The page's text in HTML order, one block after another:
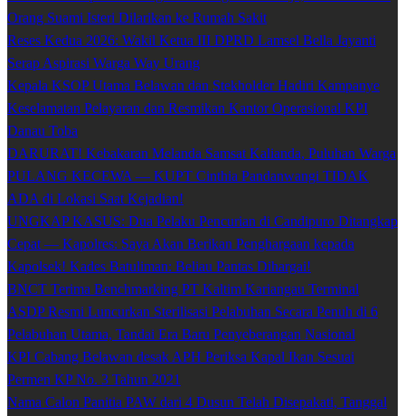
Orang Suami Isteri Dilarikan ke Rumah Sakit
Reses Kedua 2026: Wakil Ketua III DPRD Lamsel Bella Jayanti
Serap Aspirasi Warga Way Urang
Kepala KSOP Utama Belawan dan Stekholder Hadiri Kampanye
Keselamatan Pelayaran dan Resmikan Kantor Operasional KPI
Danau Toba
DARURAT! Kebakaran Melanda Samsat Kalianda, Puluhan Warga
PULANG KECEWA — KUPT Cinthia Pandanwangi TIDAK
ADA di Lokasi Saat Kejadian!
UNGKAP KASUS: Dua Pelaku Pencurian di Candipuro Ditangkap
Cepat — Kapolres: Saya Akan Berikan Penghargaan kepada
Kapolsek! Kades Batuliman: Beliau Pantas Dihargai!
BNCT Terima Benchmarking PT Kaltim Kariangau Terminal
ASDP Resmi Luncurkan Sterilisasi Pelabuhan Secara Penuh di 6
Pelabuhan Utama, Tandai Era Baru Penyeberangan Nasional
KPI Cabang Belawan desak APH Periksa Kapal Ikan Sesuai
Permen KP No. 3 Tahun 2021
Nama Calon Panitia PAW dari 4 Dusun Telah Disepakati, Tanggal